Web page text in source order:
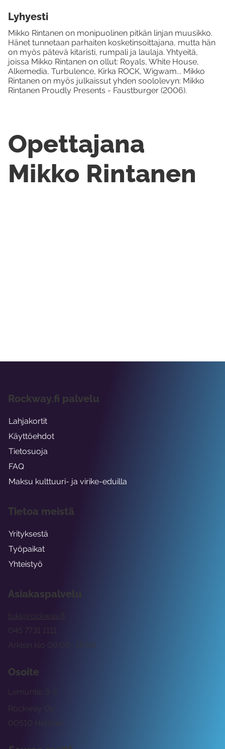
Opettajana
Mikko Rintanen
Lyhyesti
Mikko Rintanen on monipuolinen pitkän linjan muusikko.
Hänet tunnetaan parhaiten kosketinsoittajana, mutta hän
on myös pätevä kitaristi, rumpali ja laulaja. Yhtyeitä,
joissa Mikko Rintanen on ollut: Royals, White House,
Alkemedia, Turbulence, Kirka ROCK, Wigwam... Mikko
Rintanen on myös julkaissut yhden soololevyn: Mikko
Rintanen Proudly Presents - Faustburger (2006).
Asiakaspalvelu
tuki@rockway.fi
Arkisin klo 09:00 -15:00
045 7731 1111
Osoite
Rockway Oy
Lemuntie 3-5
00510 Helsinki
Rockway.fi palvelu
Lahjakortit
Käyttöehdot
Tietosuoja
FAQ
Maksu kulttuuri- ja virike-eduilla
Tietoa meistä
Yrityksestä
Työpaikat
Yhteistyö